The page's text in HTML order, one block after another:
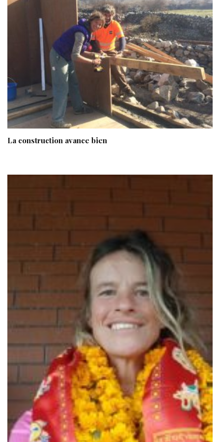
La construction avance bien